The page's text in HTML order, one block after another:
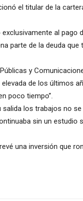
el titular de la
al pago
parte de la deuda que
y
de los últimos
poco tiempo”.
los trabajos no
sin un estudio
una inversión que